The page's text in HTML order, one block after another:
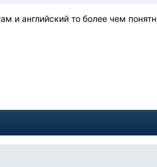
и английский то более чем